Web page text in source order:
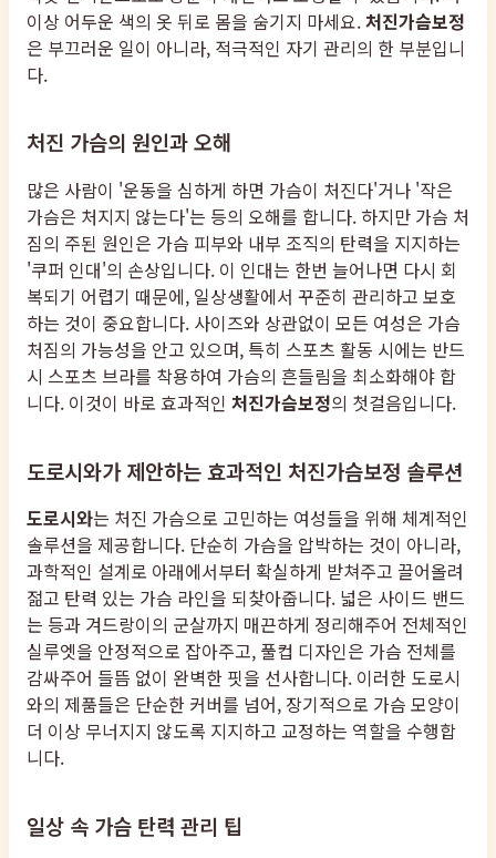
이상 어두운 색의 옷 뒤로 몸을 숨기지 마세요.처진가슴보정
은 부끄러운 일이 아니라, 적극적인 자기 관리의 한 부분입니
다.
처진 가슴의 원인과 오해
많은 사람이 '운동을 심하게 하면 가슴이 처진다'거나 '작은
가슴은 처지지 않는다'는 등의 오해를 합니다. 하지만 가슴 처
짐의 주된 원인은 가슴 피부와 내부 조직의 탄력을 지지하는
'쿠퍼 인대'의 손상입니다. 이 인대는 한번 늘어나면 다시 회
복되기 어렵기 때문에, 일상생활에서 꾸준히 관리하고 보호
하는 것이 중요합니다. 사이즈와 상관없이 모든 여성은 가슴
처짐의 가능성을 안고 있으며, 특히 스포츠 활동 시에는 반드
시 스포츠 브라를 착용하여 가슴의 흔들림을 최소화해야 합
니다. 이것이 바로 효과적인 처진가슴보정의 첫걸음입니다.
도로시와가 제안하는 효과적인 처진가슴보정 솔루션
도로시와는 처진 가슴으로 고민하는 여성들을 위해 체계적인
솔루션을 제공합니다. 단순히 가슴을 압박하는 것이 아니라,
과학적인 설계로 아래에서부터 확실하게 받쳐주고 끌어올려
젊고 탄력 있는 가슴 라인을 되찾아줍니다. 넓은 사이드 밴드
는 등과 겨드랑이의 군살까지 매끈하게 정리해주어 전체적인
실루엣을 안정적으로 잡아주고, 풀컵 디자인은 가슴 전체를
감싸주어 들뜸 없이 완벽한 핏을 선사합니다. 이러한 도로시
와의 제품들은 단순한 커버를 넘어, 장기적으로 가슴 모양이
더 이상 무너지지 않도록 지지하고 교정하는 역할을 수행합
니다.
일상 속 가슴 탄력 관리 팁